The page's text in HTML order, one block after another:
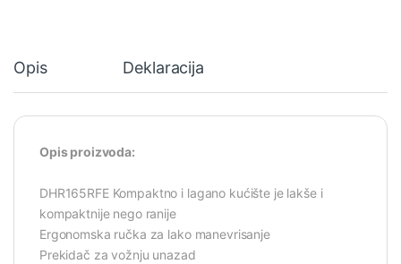
Opis Deklaracija
Opis proizvoda:
DHR165RFE Kompaktno i lagano kućište je lakše i
kompaktnije nego ranije
Ergonomska ručka za lako manevrisanje
Prekidač za vožnju unazad